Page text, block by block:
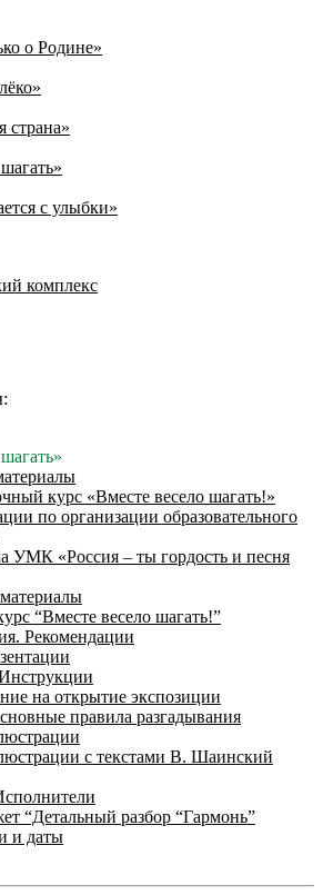
о Родине»
страна»
с улыбки»
курс «Вместе весело шагать!»
по организации образовательного
УМК «Россия – ты гордость и песня
“Вместе весело шагать!”
Рекомендации
на открытие экспозиции
правила разгадывания
с текстами В. Шаинский
“Детальный разбор “Гармонь”
и даты